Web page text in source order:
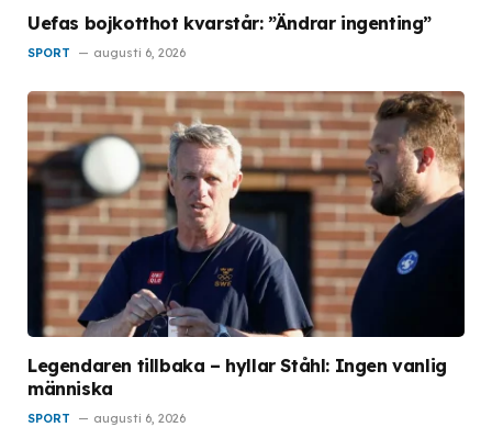
Uefas bojkotthot kvarstår: ”Ändrar ingenting”
SPORT augusti 6, 2026
Legendaren tillbaka – hyllar Ståhl: Ingen vanlig
människa
SPORT augusti 6, 2026